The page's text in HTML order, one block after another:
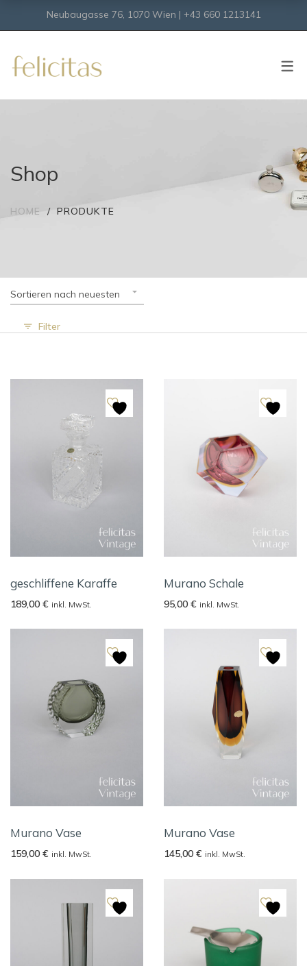
Neubaugasse 76, 1070 Wien | +43 660 1213141
Shop
HOME PRODUKTE
Sortieren nach neuesten
Filter
geschliffene Karaffe
189,00 € inkl. MwSt.
Murano Schale
95,00 € inkl. MwSt.
Murano Vase
159,00 € inkl. MwSt.
Murano Vase
145,00 € inkl. MwSt.